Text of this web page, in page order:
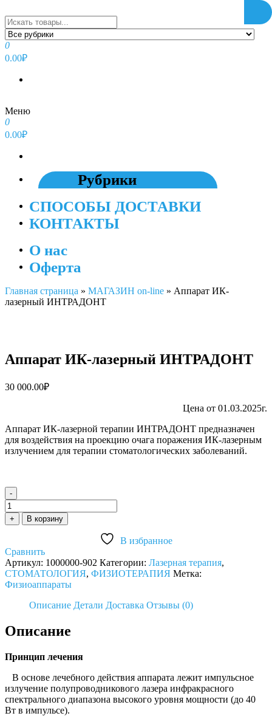
к
содержимому
0
0.00₽
Меню
0
0.00₽
Рубрики
СПОСОБЫ ДОСТАВКИ
КОНТАКТЫ
О нас
Оферта
Главная страница » МАГАЗИН on-line » Аппарат ИК-
лазерный ИНТРАДОНТ
Аппарат ИК-лазерный ИНТРАДОНТ
30 000.00₽
Цена от 01.03.2025г.
Аппарат ИК-лазерной терапии ИНТРАДОНТ предназначен
для воздействия на проекцию очага поражения ИК-лазерным
излучением для терапии стоматологических заболеваний.
-
Количество
товара
Аппарат
лазерный
ИНТРАДОНТ
+ В корзину
В избранное
Сравнить
Артикул: 1000000-902 Категории: Лазерная терапия,
СТОМАТОЛОГИЯ, ФИЗИОТЕРАПИЯ Метка:
Физиоаппараты
Описание Детали Доставка Отзывы (0)
Описание
Принцип лечения
В основе лечебного действия аппарата лежит импульсное
излучение полупроводникового лазера инфракрасного
спектрального диапазона высокого уровня мощности (до 40
Вт в импульсе).